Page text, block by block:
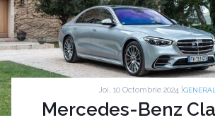
Joi, 10 Octombrie 2024 | GENERAL
Mercedes-Benz